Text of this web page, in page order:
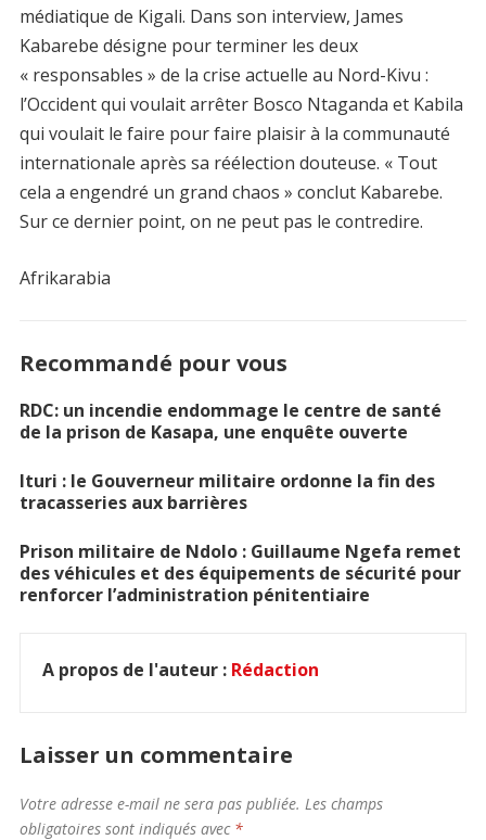
médiatique de Kigali. Dans son interview, James
Kabarebe désigne pour terminer les deux
« responsables » de la crise actuelle au Nord-Kivu :
l’Occident qui voulait arrêter Bosco Ntaganda et Kabila
qui voulait le faire pour faire plaisir à la communauté
internationale après sa réélection douteuse. « Tout
cela a engendré un grand chaos » conclut Kabarebe.
Sur ce dernier point, on ne peut pas le contredire.
Afrikarabia
Recommandé pour vous
RDC: un incendie endommage le centre de santé
de la prison de Kasapa, une enquête ouverte
Ituri : le Gouverneur militaire ordonne la fin des
tracasseries aux barrières
Prison militaire de Ndolo : Guillaume Ngefa remet
des véhicules et des équipements de sécurité pour
renforcer l’administration pénitentiaire
A propos de l'auteur : Rédaction
Laisser un commentaire
Votre adresse e-mail ne sera pas publiée. Les champs
obligatoires sont indiqués avec *